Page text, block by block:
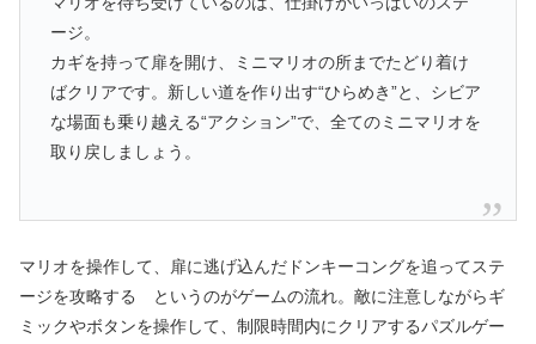
ージ。
カギを持って扉を開け、ミニマリオの所までたどり着け
ばクリアです。新しい道を作り出す“ひらめき”と、シビア
な場面も乗り越える“アクション”で、全てのミニマリオを
取り戻しましょう。
マリオを操作して、扉に逃げ込んだドンキーコングを追ってステ
ージを攻略する というのがゲームの流れ。敵に注意しながらギ
ミックやボタンを操作して、制限時間内にクリアするパズルゲー